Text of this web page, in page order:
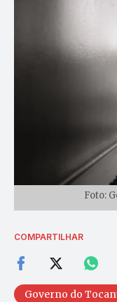
Foto:
COMPARTILHAR
Governo do